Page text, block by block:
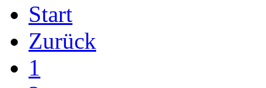
Start
Zurück
1